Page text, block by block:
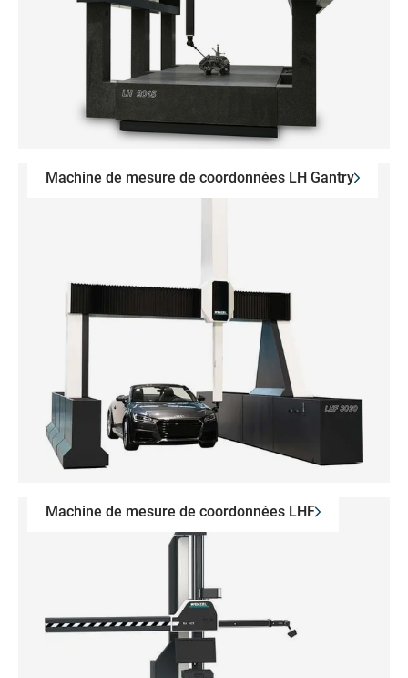
Machine de mesure de coordonnées LH Gantry
Machine de mesure de coordonnées LHF